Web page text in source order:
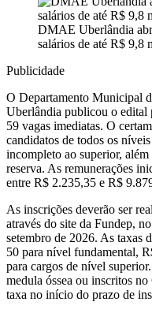
DMAE Uberlândia
salários de até R$ 9,8
Publicidade
O Departamento Municipal
Uberlândia publicou o edital
59 vagas imediatas. O
candidatos de todos os
incompleto ao superior,
reserva. As remunerações
entre R$ 2.235,35 e R$
As inscrições deverão ser
através do site da Fundep,
setembro de 2026. As taxas
50 para nível fundamental,
para cargos de nível
medula óssea ou inscritos
taxa no início do prazo de